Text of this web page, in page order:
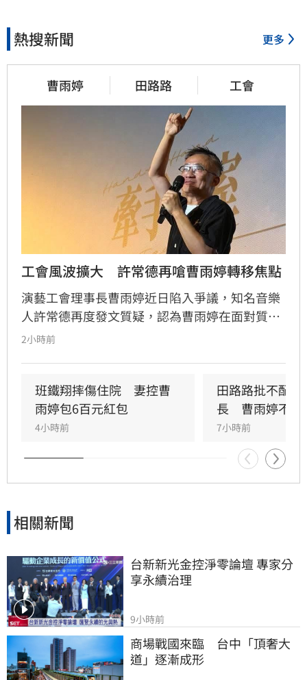
熱搜新聞 更多
曹雨婷 田路路 工會
工會風波擴大　許常德再嗆曹雨婷轉移焦點
演藝工會理事長曹雨婷近日陷入爭議，知名音樂
人許常德再度發文質疑，認為曹雨婷在面對質疑
時，不應反問資深藝人池秋美關於田路路協助的
外界關注工會運作屬合理公共討論，核心在於工
會是否善盡職責，而非轉移焦點至個別藝人身
上。由於曹雨婷曾主動表示協助田路路，隨後引
發外界檢視工會作為，許常德呼籲曹雨婷應公開
說明近年會務內容，包括會費、企業贊助與政府
補助等經費運用情形，確保財務透明公開，才能
員權益獲得實質保障與完善照顧。
2小時前
班鐵翔摔傷住院　妻控曹
雨婷包6百元紅包
4小時前
田路路批不配
長　曹雨婷不忍
7小時前
相關新聞
台新新光金控淨零論壇 專家分
享永續治理
9小時前
商場戰國來臨　台中「頂奢大
道」逐漸成形